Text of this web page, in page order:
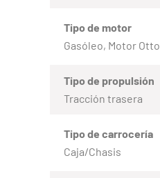
Tipo de motor
Gasóleo, Motor Otto
Tipo de propulsión
Tracción trasera
Tipo de carrocería
Caja/Chasis